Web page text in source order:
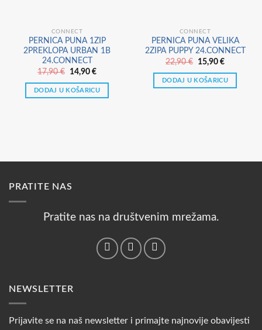
CONNECT
PERNICA PUNA 1ZIP
2PREKLOPA URBAN 1B
24.CONNECT
17,90€
Izvorna
bila
je:
14,90€Trenutna
je:
14,90 €.
DODAJ U KOŠARICU
CONNECT
PERNICA PUNA VELIKA
2ZIPA PUPPY 24.CONNECT
22,90€
Izvorna
bila
je:
15,90€Trenutna
je:
15,90 €.
DODAJ U KOŠARICU
PRATITE NAS
Pratite nas na društvenim mrežama.
NEWSLETTER
Prijavite se na naš newsletter i primajte najnovije obavijesti